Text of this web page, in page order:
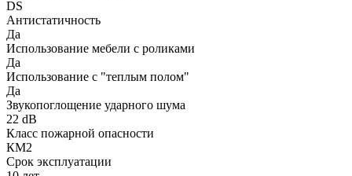
DS
Антистатичность
Да
Использование мебели с роликами
Да
Использование с "теплым полом"
Да
Звукопоглощение ударного шума
22 dB
Класс пожарной опасности
КМ2
Срок эксплуатации